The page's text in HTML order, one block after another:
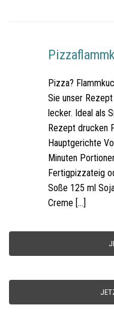
Pizza?
Sie unser
lecker. Ideal als
Rezept drucken
Hauptgerichte
Minuten
Fertigpizzateig
Soße 125 ml
Creme […]